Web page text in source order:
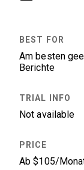
Am besten
Berichte
Not available
Ab $105/